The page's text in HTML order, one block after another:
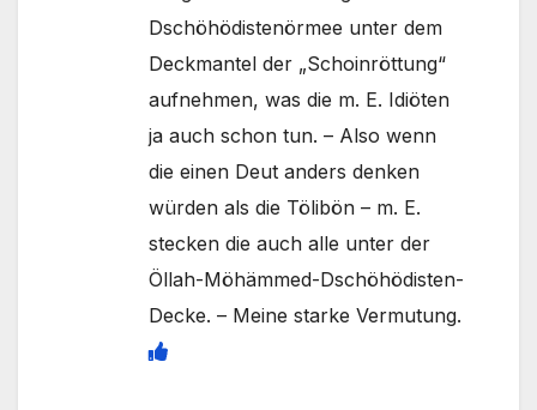
Dschöhödistenörmee unter dem
Deckmantel der „Schoinröttung“
aufnehmen, was die m. E. Idiöten
ja auch schon tun. – Also wenn
die einen Deut anders denken
würden als die Tölibön – m. E.
stecken die auch alle unter der
Öllah-Möhämmed-Dschöhödisten-
Decke. – Meine starke Vermutung.